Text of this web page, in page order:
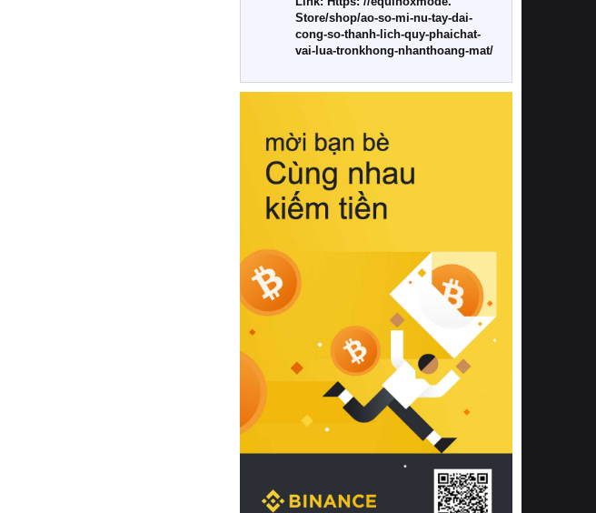
cao cấp trải qua quy trình sản xuất
nghiêm ngặt từ khâu chọn lọc nguyên
liệu tự nhiên đến công nghệ dệt
nhuộm hiện đại không chứa hóa chất
này, bạn sẽ cảm nhận rõ rệt sự khác
hồi chuẩn xác của phần đệm nâng đỡ
cột sống.
Bên cạnh đó, việc lựa chọn các dòng
sản phẩm đạt chuẩn chất lượng quốc
tế còn giúp ngăn ngừa tình trạng kích
khuẩn và nấm mốc trong điều kiện
thời tiết nóng ẩm. Bạn có thể tìm hiểu
thêm các nghiên cứu khoa học về tác
động của giấc ngủ và môi trường
phòng ngủ đối với sức khỏe con
người tại Sleep Foundation (External
Link) để có cái nhìn toàn diện hơn.
2. Các tiêu chí vàng khi lựa chọn
chăn ga gối đệm cao cấp cho phòng
ngủ
Để sở hữu một bộ chăn ga gối đệm
cao cấp hoàn hảo cả về thẩm mỹ lẫn
công năng, người tiêu dùng cần cân
nhắc kỹ lưỡng các tiêu chí quan trọng
Store/shop/ao-so-mi-nu-tay-dai-
cong-so-thanh-lich-quy-phaichat-
vai-lua-tronkhong-nhanthoang-mat/